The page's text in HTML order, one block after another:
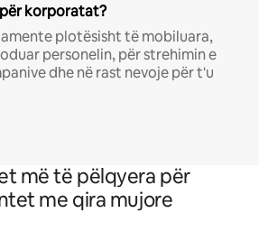
korporatat?
plotësisht të mobiluara,
personelin, për strehimin e
dhe në rast nevoje për t'u
më të pëlqyera për
me qira mujore